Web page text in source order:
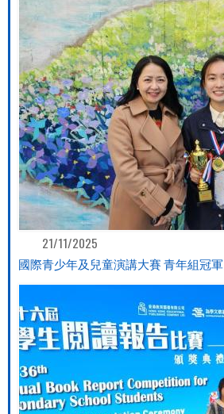
21/11/2025
國際青少年及兒童演講大賽 青年組冠軍